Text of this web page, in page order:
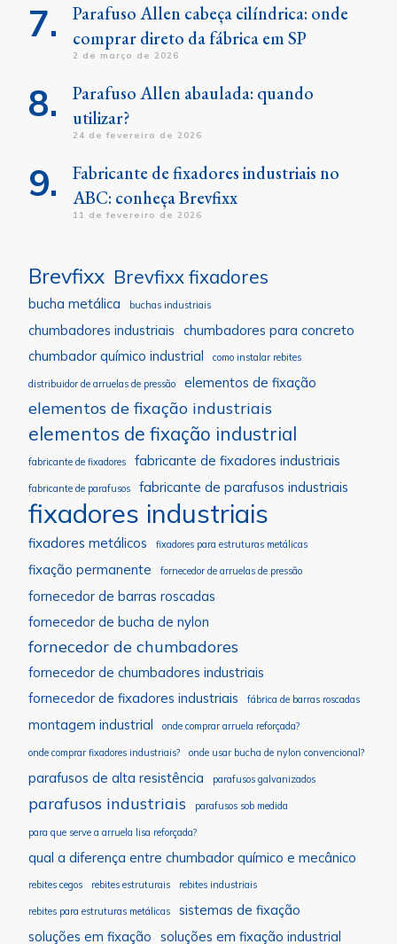
Parafuso Allen cabeça cilíndrica: onde
comprar direto da fábrica em SP
2 de março de 2026
Parafuso Allen abaulada: quando
utilizar?
24 de fevereiro de 2026
Fabricante de fixadores industriais no
ABC: conheça Brevfixx
11 de fevereiro de 2026
Brevfixx Brevfixx fixadores
bucha metálica buchas industriais
chumbadores industriais chumbadores para concreto
chumbador químico industrial
como instalar rebites
distribuidor de arruelas de pressão elementos de fixação
elementos de fixação industriais
elementos de fixação industrial
fabricante de fixadores fabricante de fixadores industriais
fabricante de parafusos fabricante de parafusos industriais
fixadores industriais
fixadores metálicos fixadores para estruturas metálicas
fixação permanente fornecedor de arruelas de pressão
fornecedor de barras roscadas
fornecedor de bucha de nylon
fornecedor de chumbadores
fornecedor de chumbadores industriais
fornecedor de fixadores industriais
fábrica de barras roscadas
montagem industrial onde comprar arruela reforçada?
onde comprar fixadores industriais? onde usar bucha de nylon convencional?
parafusos de alta resistência parafusos galvanizados
parafusos industriais parafusos sob medida
para que serve a arruela lisa reforçada?
qual a diferença entre chumbador químico e mecânico
rebites cegos rebites estruturais rebites industriais
rebites para estruturas metálicas
sistemas de fixação
soluções em fixação soluções em fixação industrial